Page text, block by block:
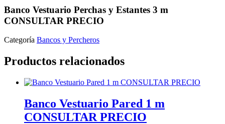
Banco Vestuario Perchas y Estantes 3 m
CONSULTAR PRECIO
Categoría Bancos y Percheros
Productos relacionados
Banco Vestuario Pared 1 m
CONSULTAR PRECIO